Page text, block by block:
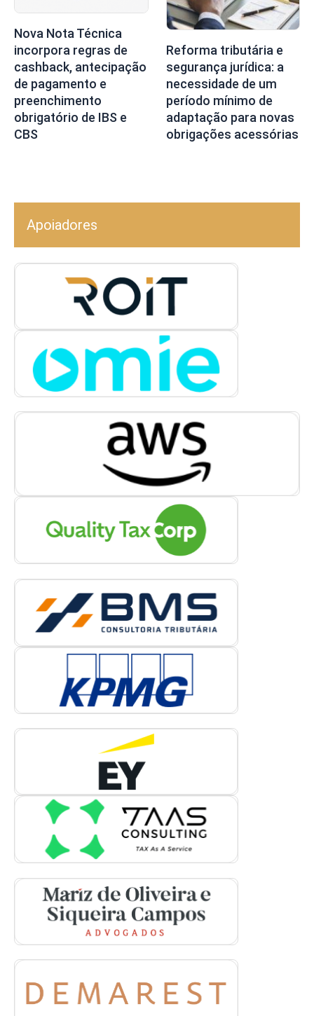
Nova Nota Técnica
incorpora regras de
cashback, antecipação
de pagamento e
preenchimento
obrigatório de IBS e
CBS
Reforma tributária e
segurança jurídica: a
necessidade de um
período mínimo de
adaptação para novas
obrigações acessórias
Apoiadores